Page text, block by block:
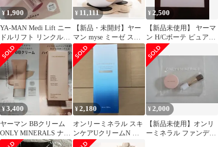
¥1,900
YA-MAN Medi Lift ニー
ドルリフト リンクルス
ムースベース
¥ 11,111
【新品・未開封】ヤー
マン myse ミーゼ スパ
トレーナー MS-60N
¥ 2,500
【新品未使用】 ヤーマ
ン H/Cボーテ ピュア水
素水スチーマー IS-
94W-1
¥3,400
ヤーマン BBクリーム
ONLY MINERALS ナチ
ュラルベージュ
¥2,180
オンリーミネラル スキ
ンケアUクリームN ク
ールコンフォート
¥ 2,000
【新品未使用】オンリ
ーミネラル ファンデー